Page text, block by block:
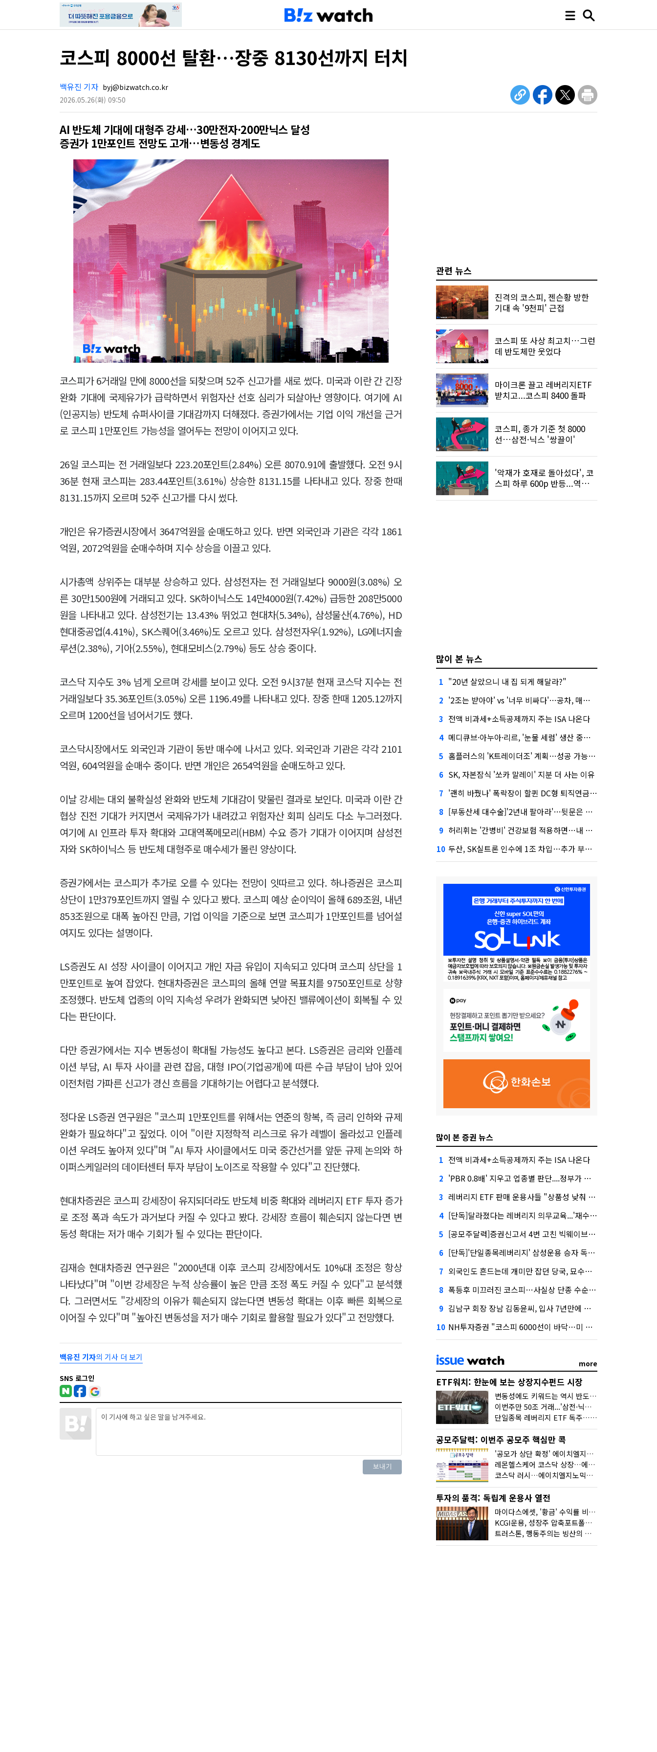
코스피 8000선 탈환…장중 8130선까지 터치
백유진 기자 byj@bizwatch.co.kr
2026.05.26(화) 09:50
AI 반도체 기대에 대형주 강세…30만전자·200만닉스 달성
증권가 1만포인트 전망도 고개…변동성 경계도
코스피가 6거래일 만에 8000선을 되찾으며 52주 신고가를 새로 썼다. 미국과 이란 간 긴장
완화 기대에 국제유가가 급락하면서 위험자산 선호 심리가 되살아난 영향이다. 여기에 AI
(인공지능) 반도체 슈퍼사이클 기대감까지 더해졌다. 증권가에서는 기업 이익 개선을 근거
로 코스피 1만포인트 가능성을 열어두는 전망이 이어지고 있다.
26일 코스피는 전 거래일보다 223.20포인트(2.84%) 오른 8070.91에 출발했다. 오전 9시
36분 현재 코스피는 283.44포인트(3.61%) 상승한 8131.15를 나타내고 있다. 장중 한때
8131.15까지 오르며 52주 신고가를 다시 썼다.
개인은 유가증권시장에서 3647억원을 순매도하고 있다. 반면 외국인과 기관은 각각 1861
억원, 2072억원을 순매수하며 지수 상승을 이끌고 있다.
시가총액 상위주는 대부분 상승하고 있다. 삼성전자는 전 거래일보다 9000원(3.08%) 오
른 30만1500원에 거래되고 있다. SK하이닉스도 14만4000원(7.42%) 급등한 208만5000
원을 나타내고 있다. 삼성전기는 13.43% 뛰었고 현대차(5.34%), 삼성물산(4.76%), HD
현대중공업(4.41%), SK스퀘어(3.46%)도 오르고 있다. 삼성전자우(1.92%), LG에너지솔
루션(2.38%), 기아(2.55%), 현대모비스(2.79%) 등도 상승 중이다.
코스닥 지수도 3% 넘게 오르며 강세를 보이고 있다. 오전 9시37분 현재 코스닥 지수는 전
거래일보다 35.36포인트(3.05%) 오른 1196.49를 나타내고 있다. 장중 한때 1205.12까지
오르며 1200선을 넘어서기도 했다.
코스닥시장에서도 외국인과 기관이 동반 매수에 나서고 있다. 외국인과 기관은 각각 2101
억원, 604억원을 순매수 중이다. 반면 개인은 2654억원을 순매도하고 있다.
이날 강세는 대외 불확실성 완화와 반도체 기대감이 맞물린 결과로 보인다. 미국과 이란 간
협상 진전 기대가 커지면서 국제유가가 내려갔고 위험자산 회피 심리도 다소 누그러졌다.
여기에 AI 인프라 투자 확대와 고대역폭메모리(HBM) 수요 증가 기대가 이어지며 삼성전
자와 SK하이닉스 등 반도체 대형주로 매수세가 몰린 양상이다.
증권가에서는 코스피가 추가로 오를 수 있다는 전망이 잇따르고 있다. 하나증권은 코스피
상단이 1만379포인트까지 열릴 수 있다고 봤다. 코스피 예상 순이익이 올해 689조원, 내년
853조원으로 대폭 높아진 만큼, 기업 이익을 기준으로 보면 코스피가 1만포인트를 넘어설
여지도 있다는 설명이다.
LS증권도 AI 성장 사이클이 이어지고 개인 자금 유입이 지속되고 있다며 코스피 상단을 1
만포인트로 높여 잡았다. 현대차증권은 코스피의 올해 연말 목표치를 9750포인트로 상향
조정했다. 반도체 업종의 이익 지속성 우려가 완화되면 낮아진 밸류에이션이 회복될 수 있
다는 판단이다.
다만 증권가에서는 지수 변동성이 확대될 가능성도 높다고 본다. LS증권은 금리와 인플레
이션 부담, AI 투자 사이클 관련 잡음, 대형 IPO(기업공개)에 따른 수급 부담이 남아 있어
이전처럼 가파른 신고가 경신 흐름을 기대하기는 어렵다고 분석했다.
정다운 LS증권 연구원은 "코스피 1만포인트를 위해서는 연준의 항복, 즉 금리 인하와 규제
완화가 필요하다"고 짚었다. 이어 "이란 지정학적 리스크로 유가 레벨이 올라섰고 인플레
이션 우려도 높아져 있다"며 "AI 투자 사이클에서도 미국 중간선거를 앞둔 규제 논의와 하
이퍼스케일러의 데이터센터 투자 부담이 노이즈로 작용할 수 있다"고 진단했다.
현대차증권은 코스피 강세장이 유지되더라도 반도체 비중 확대와 레버리지 ETF 투자 증가
로 조정 폭과 속도가 과거보다 커질 수 있다고 봤다. 강세장 흐름이 훼손되지 않는다면 변
동성 확대는 저가 매수 기회가 될 수 있다는 판단이다.
김재승 현대차증권 연구원은 "2000년대 이후 코스피 강세장에서도 10%대 조정은 항상
나타났다"며 "이번 강세장은 누적 상승률이 높은 만큼 조정 폭도 커질 수 있다"고 분석했
다. 그러면서도 "강세장의 이유가 훼손되지 않는다면 변동성 확대는 이후 빠른 회복으로
이어질 수 있다"며 "높아진 변동성을 저가 매수 기회로 활용할 필요가 있다"고 전망했다.
백유진 기자의 기사 더 보기
SNS 로그인
관련 뉴스
진격의 코스피, 젠슨황 방한
기대 속 '9천피' 근접
코스피 또 사상 최고치…그런
데 반도체만 웃었다
마이크론 끌고 레버리지ETF
받치고...코스피 8400 돌파
코스피, 종가 기준 첫 8000
선…삼전·닉스 '쌍끌이'
'악재가 호재로 돌아섰다', 코
스피 하루 600p 반등...역대급
많이 본 뉴스
1 "20년 살았으니 내 집 되게 해달라?"
2 '2조는 받아야' vs '너무 비싸다'…공차, 매각 성공할까
3 전액 비과세+소득공제까지 주는 ISA 나온다
4 메디큐브·아누아·리르, '눈물 세럼' 생산 중단한다
5 홈플러스의 'K트레이더조' 계획…성공 가능성은 '글쎄'
6 SK, 자본잠식 '쏘카 말레이' 지분 더 사는 이유
7 '괜히 바꿨나' 폭락장이 할퀸 DC형 퇴직연금…전문가 조언은
8 [부동산세 대수술]'2년내 팔아라'…뒷문은 열었다
9 허리휘는 '간병비' 건강보험 적용하면…내 간병보험은?
10 두산, SK실트론 인수에 1조 차입…추가 부담은?
많이 본 증권 뉴스
1 전액 비과세+소득공제까지 주는 ISA 나온다
2 'PBR 0.8배' 지우고 업종별 판단....정부가 제시한 '주가 누르기' 방지법
3 레버리지 ETF 판매 운용사들 "상품성 낮춰 사라지게 해야"…일부 신중론도
4 [단독]달라졌다는 레버리지 의무교육...'재수강 건너뛰기' 허점
5 [공모주달력]증권신고서 4번 고친 빅웨이브로보틱스, 수요예측
6 [단독]'단일종목레버리지' 삼성운용 승자 독식...운용수익 미래에셋의 6배
7 외국인도 흔드는데 개미만 잡던 당국, 묘수는 과다호가부담금?
8 폭등후 미끄러진 코스피…사실상 단종 수순 밟는 '단종레'
9 김남구 회장 장남 김동윤씨, 입사 7년만에 한투증권 임원 승진
10 NH투자증권 "코스피 6000선이 바닥…미 금리 안정 후 추가 회복"
more
ETF워치: 한눈에 보는 상장지수펀드 시장
변동성에도 키워드는 역시 반도체…신상품은 우주·방산
이번주만 50조 거래...'삼전·닉스 레버리지' 수익률은 -30%
단일종목 레버리지 ETF 독주…'증시 블랙홀'
공모주달력: 이번주 공모주 핵심만 콕
'공모가 상단 확정' 에이치엘지노믹스 청약
레몬헬스케어 코스닥 상장…에이치엘지노믹스 수요예측
코스닥 러시…에이치엘지노믹스 수요예측·레메디 청약
투자의 품격: 독립계 운용사 열전
마이다스에셋, '황금' 수익률 비결은 '꾸준함'
KCGI운용, 성장주 압축포트폴리오로 새 길을 그리다
트러스톤, 행동주의는 빙산의 일각...진정한 힘은 '주식형 강자'